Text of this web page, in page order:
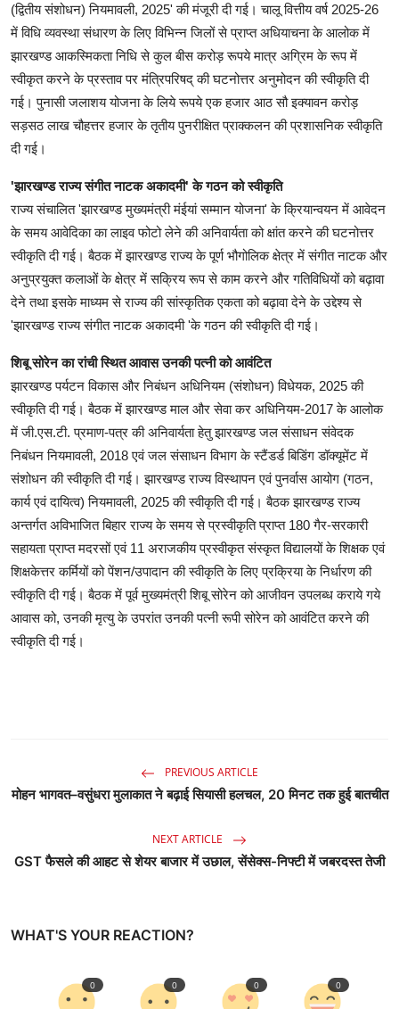
(द्वितीय संशोधन) नियमावली, 2025' की मंजूरी दी गई। चालू वित्तीय वर्ष 2025-26
में विधि व्यवस्था संधारण के लिए विभिन्न जिलों से प्राप्त अधियाचना के आलोक में
झारखण्ड आकस्मिकता निधि से कुल बीस करोड़ रूपये मात्र अग्रिम के रूप में
स्वीकृत करने के प्रस्ताव पर मंत्रिपरिषद् की घटनोत्तर अनुमोदन की स्वीकृति दी
गई। पुनासी जलाशय योजना के लिये रूपये एक हजार आठ सौ इक्यावन करोड़
सड़सठ लाख चौहत्तर हजार के तृतीय पुनरीक्षित प्राक्कलन की प्रशासनिक स्वीकृति
दी गई।
'झारखण्ड राज्य संगीत नाटक अकादमी' के गठन को स्वीकृति
राज्य संचालित 'झारखण्ड मुख्यमंत्री मंईयां सम्मान योजना' के क्रियान्वयन में आवेदन
के समय आवेदिका का लाइव फोटो लेने की अनिवार्यता को क्षांत करने की घटनोत्तर
स्वीकृति दी गई। बैठक में झारखण्ड राज्य के पूर्ण भौगोलिक क्षेत्र में संगीत नाटक और
अनुप्रयुक्त कलाओं के क्षेत्र में सक्रिय रूप से काम करने और गतिविधियों को बढ़ावा
देने तथा इसके माध्यम से राज्य की सांस्कृतिक एकता को बढ़ावा देने के उद्देश्य से
'झारखण्ड राज्य संगीत नाटक अकादमी 'के गठन की स्वीकृति दी गई।
शिबू सोरेन का रांची स्थित आवास उनकी पत्नी को आवंटित
झारखण्ड पर्यटन विकास और निबंधन अधिनियम (संशोधन) विधेयक, 2025 की
स्वीकृति दी गई। बैठक में झारखण्ड माल और सेवा कर अधिनियम-2017 के आलोक
में जी.एस.टी. प्रमाण-पत्र की अनिवार्यता हेतु झारखण्ड जल संसाधन संवेदक
निबंधन नियमावली, 2018 एवं जल संसाधन विभाग के स्टैंडर्ड बिडिंग डॉक्यूमेंट में
संशोधन की स्वीकृति दी गई। झारखण्ड राज्य विस्थापन एवं पुनर्वास आयोग (गठन,
कार्य एवं दायित्व) नियमावली, 2025 की स्वीकृति दी गई। बैठक झारखण्ड राज्य
अन्तर्गत अविभाजित बिहार राज्य के समय से प्रस्वीकृति प्राप्त 180 गैर-सरकारी
सहायता प्राप्त मदरसों एवं 11 अराजकीय प्रस्वीकृत संस्कृत विद्यालयों के शिक्षक एवं
शिक्षकेत्तर कर्मियों को पेंशन/उपादान की स्वीकृति के लिए प्रक्रिया के निर्धारण की
स्वीकृति दी गई। बैठक में पूर्व मुख्यमंत्री शिबू सोरेन को आजीवन उपलब्ध कराये गये
आवास को, उनकी मृत्यु के उपरांत उनकी पत्नी रूपी सोरेन को आवंटित करने की
स्वीकृति दी गई।
PREVIOUS ARTICLE
मोहन भागवत–वसुंधरा मुलाकात ने बढ़ाई सियासी हलचल, 20 मिनट तक हुई बातचीत
NEXT ARTICLE
GST फैसले की आहट से शेयर बाजार में उछाल, सेंसेक्स-निफ्टी में जबरदस्त तेजी
WHAT'S YOUR REACTION?
0 0 0 0